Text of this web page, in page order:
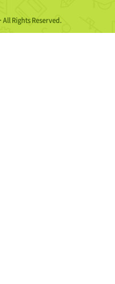
Rights Reserved.